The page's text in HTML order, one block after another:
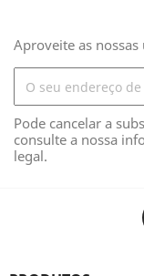
Aproveite as
Pode cancelar a
consulte a nossa
legal.